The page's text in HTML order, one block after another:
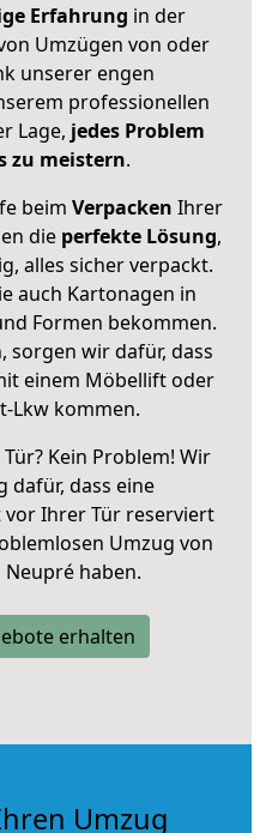
Erfahrung in der
Umzügen von oder
unserer engen
professionellen
Lage, jedes Problem
zu meistern.
beim Verpacken Ihrer
die perfekte Lösung,
alles sicher verpackt.
auch Kartonagen in
Formen bekommen.
sorgen wir dafür, dass
einem Möbellift oder
Lkw kommen.
Kein Problem! Wir
dafür, dass eine
Ihrer Tür reserviert
Umzug von
haben.
erhalten
Umzug